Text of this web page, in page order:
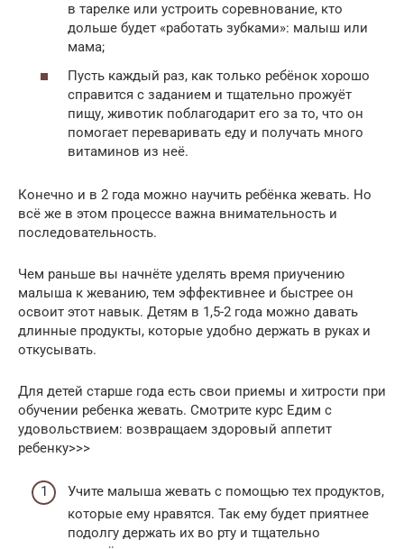
в тарелке или устроить соревнование, кто
дольше будет «работать зубками»: малыш или
мама;
Пусть каждый раз, как только ребёнок хорошо
справится с заданием и тщательно прожуёт
пищу, животик поблагодарит его за то, что он
помогает переваривать еду и получать много
витаминов из неё.
Конечно и в 2 года можно научить ребёнка жевать. Но
всё же в этом процессе важна внимательность и
последовательность.
Чем раньше вы начнёте уделять время приучению
малыша к жеванию, тем эффективнее и быстрее он
освоит этот навык. Детям в 1,5-2 года можно давать
длинные продукты, которые удобно держать в руках и
откусывать.
Для детей старше года есть свои приемы и хитрости при
обучении ребенка жевать. Смотрите курс Едим с
удовольствием: возвращаем здоровый аппетит
ребенку>>>
Учите малыша жевать с помощью тех продуктов,
которые ему нравятся. Так ему будет приятнее
подолгу держать их во рту и тщательно